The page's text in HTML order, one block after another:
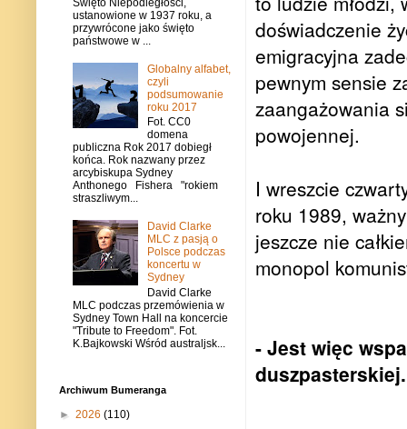
doświadczenie
emigracyjna
pewnym sensie
zaangażowania
powojennej.
I wreszcie
roku 1989,
jeszcze nie
monopol
- Jest więc
Święto Niepodległości,
ustanowione w 1937 roku, a
przywrócone jako święto
państwowe w ...
Globalny alfabet,
czyli
podsumowanie
roku 2017
Fot. CC0
domena
publiczna Rok 2017 dobiegł
końca. Rok nazwany przez
arcybiskupa Sydney
Anthonego Fishera "rokiem
straszliwym...
David Clarke
MLC z pasją o
Polsce podczas
koncertu w
Sydney
David Clarke
MLC podczas przemówienia w
Sydney Town Hall na koncercie
"Tribute to Freedom". Fot.
K.Bajkowski Wśród australjsk...
Archiwum Bumeranga
► 2026 (110)